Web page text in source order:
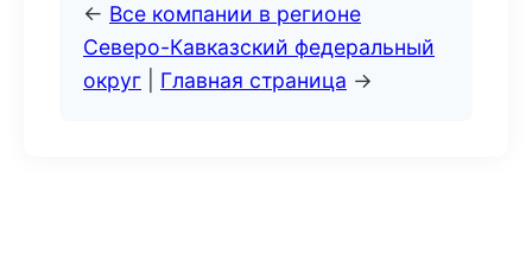
← Все компании в регионе
Северо-Кавказский федеральный
округ
Главная страница →